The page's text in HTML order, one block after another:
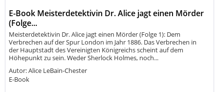
E-Book Meisterdetektivin Dr. Alice jagt einen Mörder
(Folge...
Meisterdetektivin Dr. Alice jagt einen Mörder (Folge 1): Dem
Verbrechen auf der Spur London im Jahr 1886. Das Verbrechen in
der Hauptstadt des Vereinigten Königreichs scheint auf dem
Höhepunkt zu sein. Weder Sherlock Holmes, noch...
Autor: Alice LeBain-Chester
E-Book